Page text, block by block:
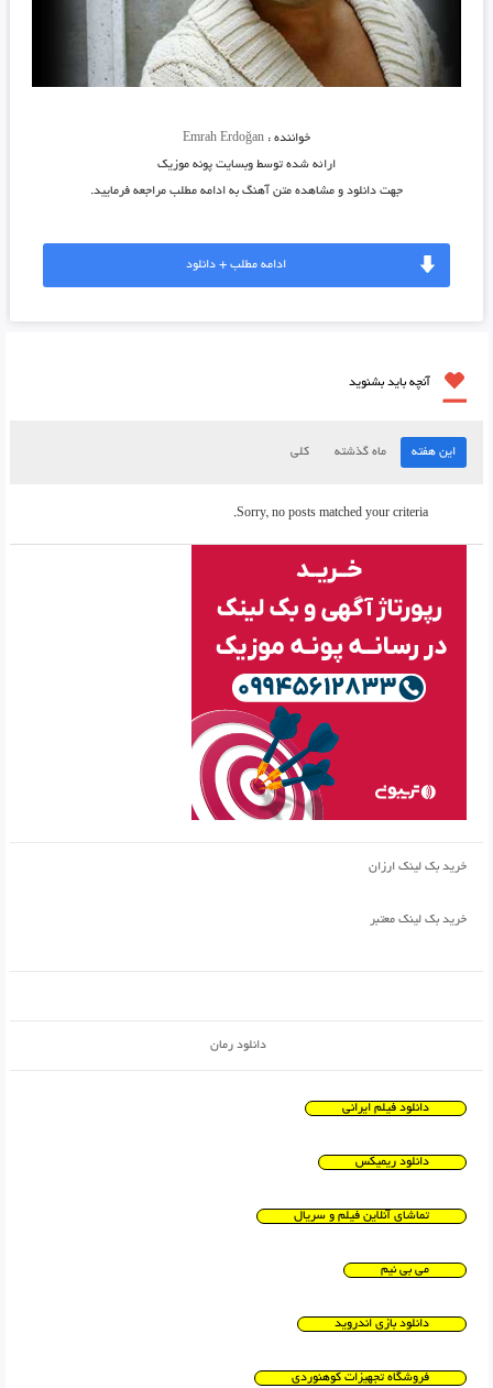
خواننده : Emrah Erdoğan
ارائه شده توسط وبسایت پونه موزیک
جهت دانلود و مشاهده متن آهنگ به ادامه مطلب مراجعه فرمایید.
ادامه مطلب + دانلود
آنچه باید بشنوید
این هفته ماه گذشته کلی
Sorry, no posts matched your criteria.
خرید بک لینک ارزان
خرید بک لینک معتبر
دانلود رمان
دانلود فیلم ایرانی
دانلود ریمیکس
تماشای آنلاین فیلم و سریال
می بی نیم
دانلود بازی اندروید
فروشگاه تجهیزات کوهنوردی